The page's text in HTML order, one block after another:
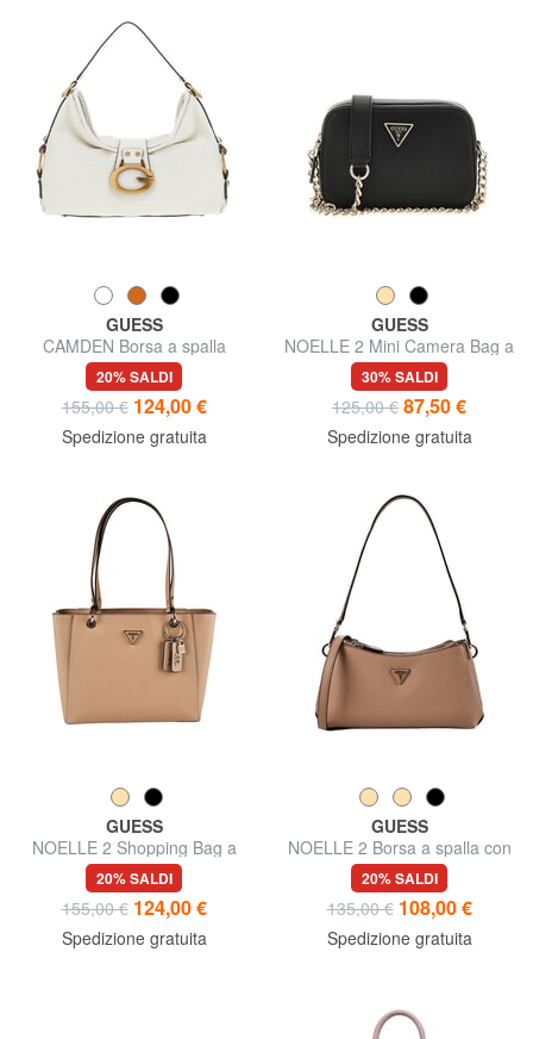
GUESS
CAMDEN Borsa a spalla
20% SALDI
155,00 € 124,00 €
Spedizione gratuita
GUESS
NOELLE 2 Mini Camera Bag a
tracolla
30% SALDI
125,00 € 87,50 €
Spedizione gratuita
GUESS
NOELLE 2 Shopping Bag a
spalla
20% SALDI
155,00 € 124,00 €
Spedizione gratuita
GUESS
NOELLE 2 Borsa a spalla con
tracolla
20% SALDI
135,00 € 108,00 €
Spedizione gratuita